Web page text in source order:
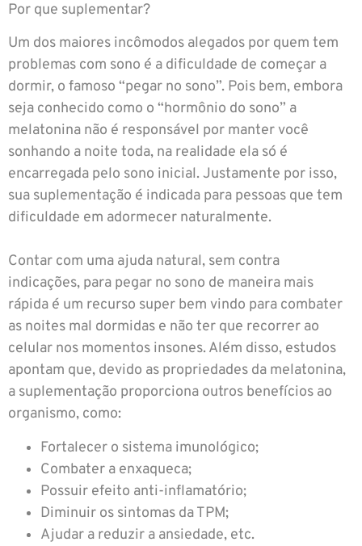
Por que suplementar?
Um dos maiores incômodos alegados por quem tem
problemas com sono é a dificuldade de começar a
dormir, o famoso “pegar no sono”. Pois bem, embora
seja conhecido como o “hormônio do sono” a
melatonina não é responsável por manter você
sonhando a noite toda, na realidade ela só é
encarregada pelo sono inicial. Justamente por isso,
sua suplementação é indicada para pessoas que tem
dificuldade em adormecer naturalmente.
Contar com uma ajuda natural, sem contra
indicações, para pegar no sono de maneira mais
rápida é um recurso super bem vindo para combater
as noites mal dormidas e não ter que recorrer ao
celular nos momentos insones. Além disso, estudos
apontam que, devido as propriedades da melatonina,
a suplementação proporciona outros benefícios ao
organismo, como:
Fortalecer o sistema imunológico;
Combater a enxaqueca;
Possuir efeito anti-inflamatório;
Diminuir os sintomas da TPM;
Ajudar a reduzir a ansiedade, etc.